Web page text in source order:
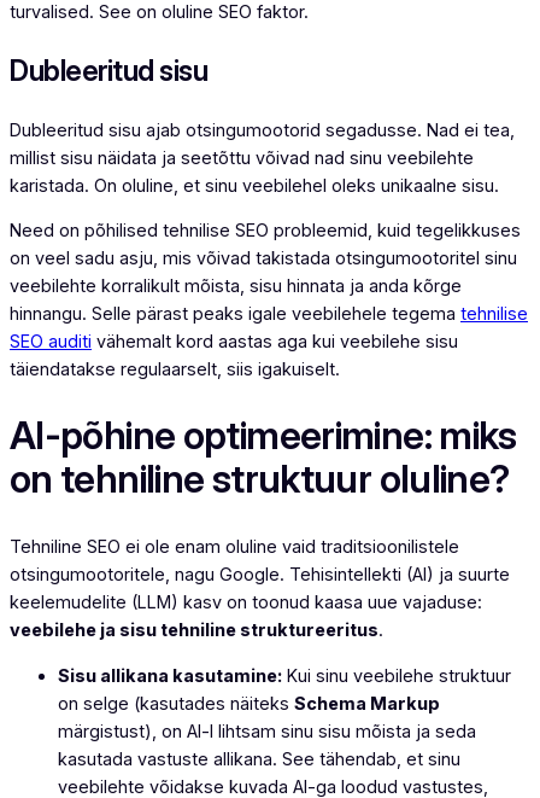
turvalised. See on oluline SEO faktor.
Dubleeritud sisu
Dubleeritud sisu ajab otsingumootorid segadusse. Nad ei tea,
millist sisu näidata ja seetõttu võivad nad sinu veebilehte
karistada. On oluline, et sinu veebilehel oleks unikaalne sisu.
Need on põhilised tehnilise SEO probleemid, kuid tegelikkuses
on veel sadu asju, mis võivad takistada otsingumootoritel sinu
veebilehte korralikult mõista, sisu hinnata ja anda kõrge
hinnangu. Selle pärast peaks igale veebilehele tegema tehnilise
SEO auditi vähemalt kord aastas aga kui veebilehe sisu
täiendatakse regulaarselt, siis igakuiselt.
AI-põhine optimeerimine: miks
on tehniline struktuur oluline?
Tehniline SEO ei ole enam oluline vaid traditsioonilistele
otsingumootoritele, nagu Google. Tehisintellekti (AI) ja suurte
keelemudelite (LLM) kasv on toonud kaasa uue vajaduse:
veebilehe ja sisu tehniline struktureeritus.
Sisu allikana kasutamine: Kui sinu veebilehe struktuur
on selge (kasutades näiteks Schema Markup
märgistust), on AI-l lihtsam sinu sisu mõista ja seda
kasutada vastuste allikana. See tähendab, et sinu
veebilehte võidakse kuvada AI-ga loodud vastustes,